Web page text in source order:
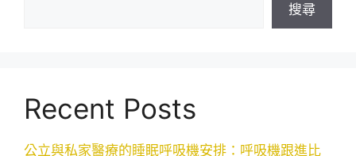
搜尋
Recent Posts
公立與私家醫療的睡眠呼吸機安排：呼吸機跟進比